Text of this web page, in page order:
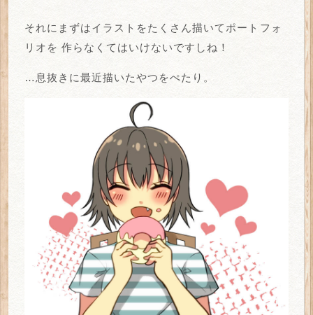
それにまずはイラストをたくさん描いてポートフォ
リオを 作らなくてはいけないですしね！
…息抜きに最近描いたやつをぺたり。